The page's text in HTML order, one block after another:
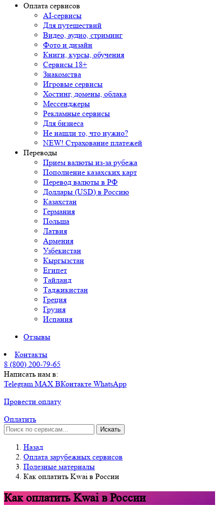
Оплата сервисов
AI-сервисы
Для путешествий
Видео, аудио, стриминг
Фото и дизайн
Книги, курсы, обучения
Сервисы 18+
Знакомства
Игровые сервисы
Хостинг, домены, облака
Мессенджеры
Рекламные сервисы
Для бизнеса
Не нашли то, что нужно?
NEW! Страхование платежей
Переводы
Прием валюты из-за рубежа
Пополнение казахских карт
Перевод валюты в РФ
Доллары (USD) в Россию
Казахстан
Германия
Польша
Латвия
Армения
Узбекистан
Кыргызстан
Египет
Тайланд
Таджикистан
Греция
Грузия
Испания
Отзывы
Контакты
8 (800) 200-79-65
Написать нам в:
TelegramMAX ВКонтакте WhatsApp
Провести оплату
Оплатить
Искать
Назад
Оплата зарубежных сервисов
Полезные материалы
Как оплатить Kwai в России
Как оплатить Kwai в России